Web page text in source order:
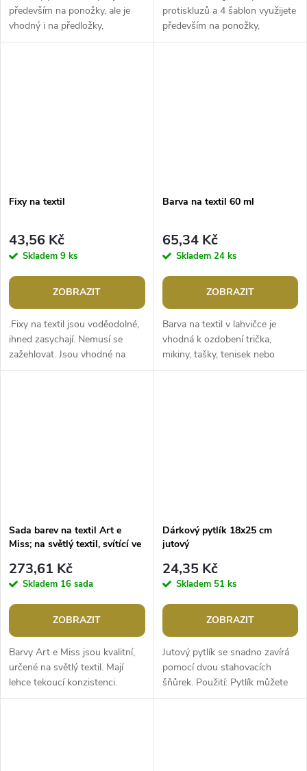
především na ponožky, ale je
vhodný i na předložky,
koberečky apod. Plastická barva
protiskluzů a 4 šablon využijete
především na ponožky,
punčochy a papuče. Plastická
Fixy na textil
43,56 Kč
Skladem 9 ks
ZOBRAZIT
.Fixy na textil jsou voděodolné,
ihned zasychají. Nemusí se
zažehlovat. Jsou vhodné na
světlý textil. Můžete je použít
Barva na textil 60 ml
65,34 Kč
Skladem 24 ks
ZOBRAZIT
Barva na textil v lahvičce je
vhodná k ozdobení trička,
mikiny, tašky, tenisek nebo
bytových doplňků jako jsou
Sada barev na textil Art e
Miss; na světlý textil, svítící ve
273,61 Kč
Skladem 16 sada
ZOBRAZIT
Barvy Art e Miss jsou kvalitní,
určené na světlý textil. Mají
lehce tekoucí konzistenci.
Můžete s nimi ozdobit trička,
Dárkový pytlík 18x25 cm
jutový
24,35 Kč
Skladem 51 ks
ZOBRAZIT
Jutový pytlík se snadno zavírá
pomocí dvou stahovacích
šňůrek. Použití: Pytlík můžete
využít k uskladnění sušených